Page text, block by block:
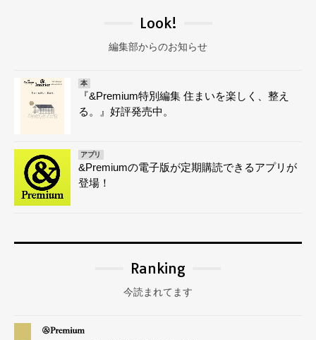
Look!
編集部からのお知らせ
本
『&Premium特別編集 住まいを楽しく、整え
る。』好評発売中。
アプリ
&Premiumの電子版が定期購読できるアプリが
登場！
Ranking
今読まれてます